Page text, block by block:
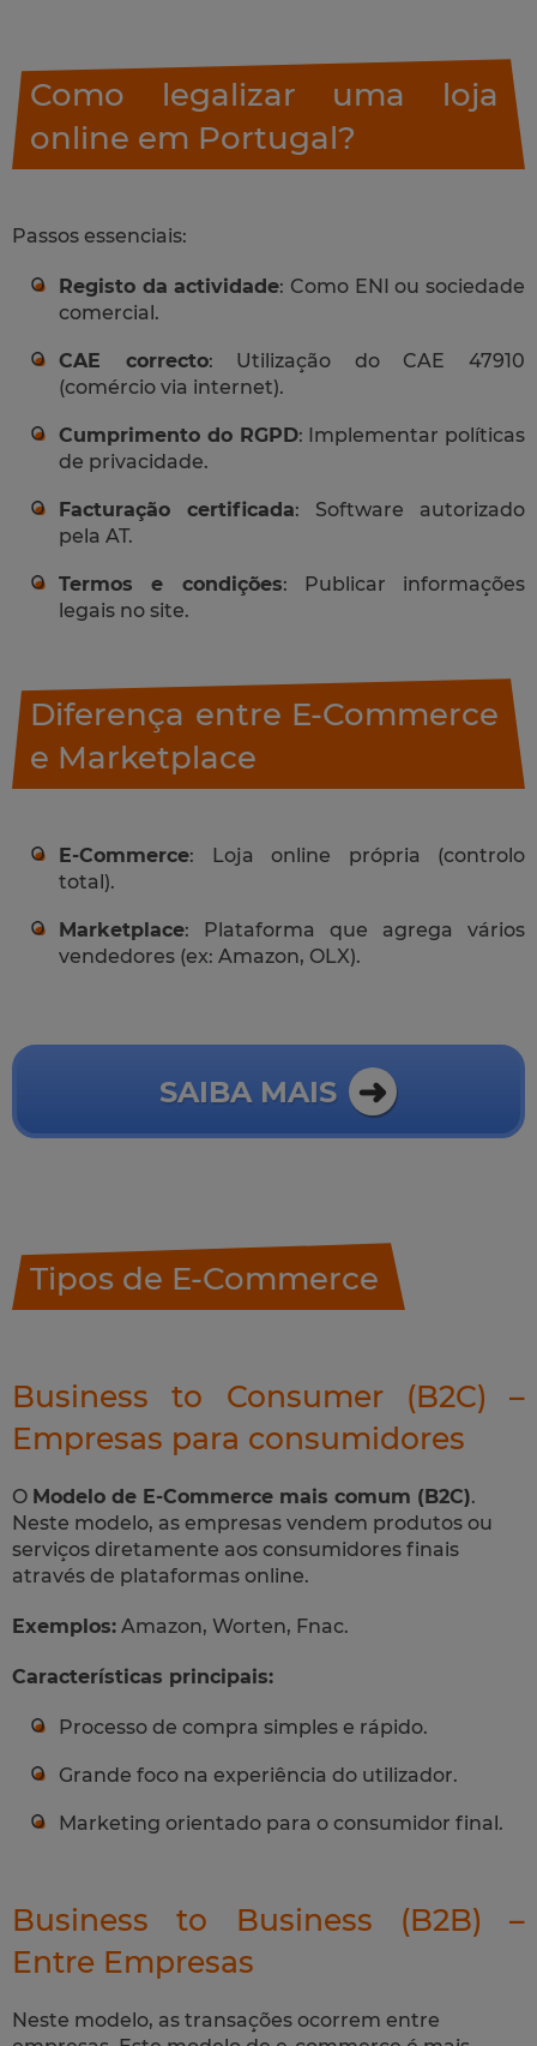
Como legalizar uma loja
online em Portugal?
Passos essenciais:
Registo da actividade: Como ENI ou sociedade
comercial.
CAE correcto: Utilização do CAE 47910
(comércio via internet).
Cumprimento do RGPD: Implementar políticas
de privacidade.
Facturação certificada: Software autorizado
pela AT.
Termos e condições: Publicar informações
legais no site.
Diferença entre E-Commerce
e Marketplace
E-Commerce: Loja online própria (controlo
total).
Marketplace: Plataforma que agrega vários
vendedores (ex: Amazon, OLX).
SAIBA MAIS
Tipos de E-Commerce
Business to Consumer (B2C) –
Empresas para consumidores
O Modelo de E-Commerce mais comum (B2C).
Neste modelo, as empresas vendem produtos ou
serviços diretamente aos consumidores finais
através de plataformas online.
Exemplos: Amazon, Worten, Fnac.
Características principais:
Processo de compra simples e rápido.
Grande foco na experiência do utilizador.
Marketing orientado para o consumidor final.
Business to Business (B2B) –
Entre Empresas
Neste modelo, as transações ocorrem entre